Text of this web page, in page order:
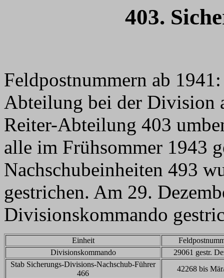
403.
Feldpostnummern ab
Abteilung bei der Division
Reiter-Abteilung 403
alle im Frühsommer 1943
Nachschubeinheiten 493
gestrichen. Am 29.
Divisionskommando
Einheit
Divisionskommando
29061 gestr.
Stab Sicherungs-Divisions-Nachschub-Führer
466
42268 bis